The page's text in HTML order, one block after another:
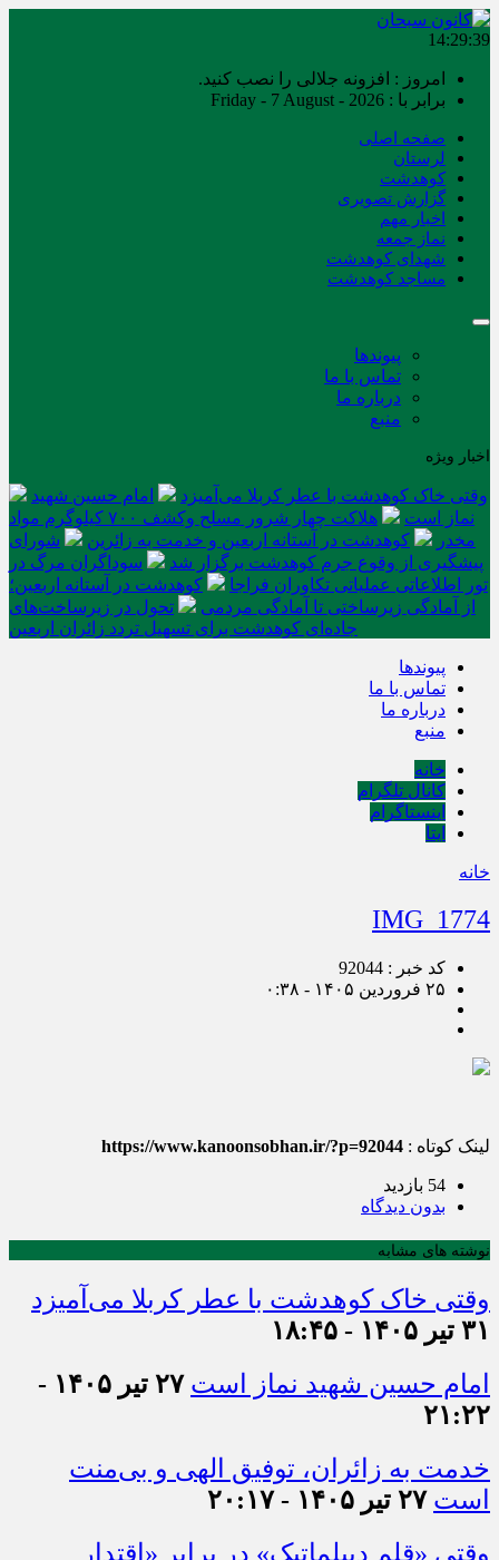
14:29:39
امروز : افزونه جلالی را نصب کنید.
برابر با : Friday - 7 August - 2026
صفحه اصلی
لرستان
کوهدشت
گزارش تصویری
اخبار مهم
نماز جمعه
شهدای کوهدشت
مساجد کوهدشت
پیوندها
تماس با ما
درباره ما
منبع
اخبار ویژه
وقتی خاک کوهدشت با عطر کربلا می‌آمیزد
امام حسین شهید
نماز است
هلاکت چهار شرور مسلح وکشف ۷۰۰ کیلوگرم مواد
مخدر
کوهدشت در آستانه اربعین و خدمت‌ به زائرین
شورای
پیشگیری از وقوع جرم کوهدشت برگزار شد
سوداگران مرگ در
تور اطلاعاتی عملیاتی تکاوران فراجا
کوهدشت در آستانه اربعین؛
از آمادگی زیرساختی تا آمادگی مردمی
تحول در زیرساخت‌های
جاده‌ای کوهدشت برای تسهیل تردد زائران اربعین
پیوندها
تماس با ما
درباره ما
منبع
خانه
کانال تلگرام
اینستاگرام
ایتا
خانه
IMG_1774
کد خبر : 92044
۲۵ فروردین ۱۴۰۵ - ۰:۳۸
لینک کوتاه : https://www.kanoonsobhan.ir/?p=92044
54 بازدید
بدون دیدگاه
نوشته های مشابه
وقتی خاک کوهدشت با عطر کربلا می‌آمیزد
۳۱ تیر ۱۴۰۵ - ۱۸:۴۵
امام حسین شهید نماز است
۲۷ تیر ۱۴۰۵ -
۲۱:۲۲
خدمت به زائران، توفیق الهی و بی‌منت
است ۲۷ تیر ۱۴۰۵ - ۲۰:۱۷
وقتی «قلم دیپلماتیک» در برابر «اقتدار